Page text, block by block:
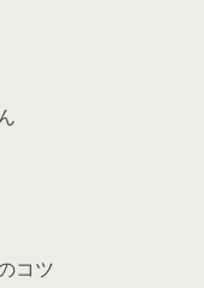
コツ